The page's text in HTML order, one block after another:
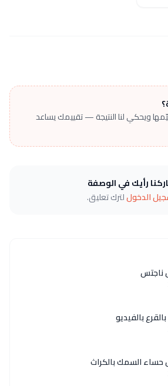
ويحكي لنا النتيجة — تقييمك يساعد
رأيك في الوصفة
الدخوللترك تعليق.
ناجتس
بالفيديو
السمك بالكراث